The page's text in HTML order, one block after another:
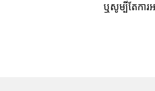
ឬសូម្បីតែការ